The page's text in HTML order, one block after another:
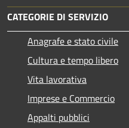
CATEGORIE DI SERVIZIO
Anagrafe e stato civile
Cultura e tempo libero
Vita lavorativa
Imprese e Commercio
Appalti pubblici